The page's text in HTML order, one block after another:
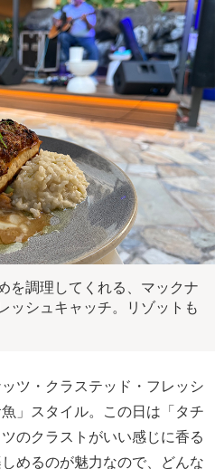
を調理してくれる、マックナ
ッシュキャッチ。リゾットも
ツ・クラステッド・フレッシ
」スタイル。この日は「タチ
のクラストがいい感じに香る
めるのが魅力なので、どんな